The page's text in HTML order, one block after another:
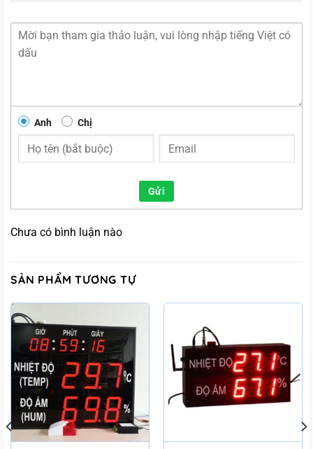
Anh Chị
Gửi
Chưa có bình luận nào
SẢN PHẨM TƯƠNG TỰ